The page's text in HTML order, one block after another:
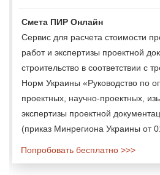
Смета ПИР Онлайн
Сервис для расчета стоимости
работ и экспертизы проектной
строительство в соответствии с
Норм Украины «Руководство по
проектных, научно-проектных,
экспертизы проектной
(приказ Минрегиона Украины от
Попробовать бесплатно >>>